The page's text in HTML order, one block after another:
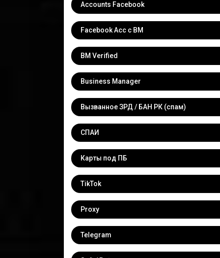
Accounts Facebook
Facebook Acc с BM
BM Verified
Business Manager
Вызванное ЗРД / БАН РК (спам)
СПАИ
Карты под ПБ
TikTok
Proxy
Telegram